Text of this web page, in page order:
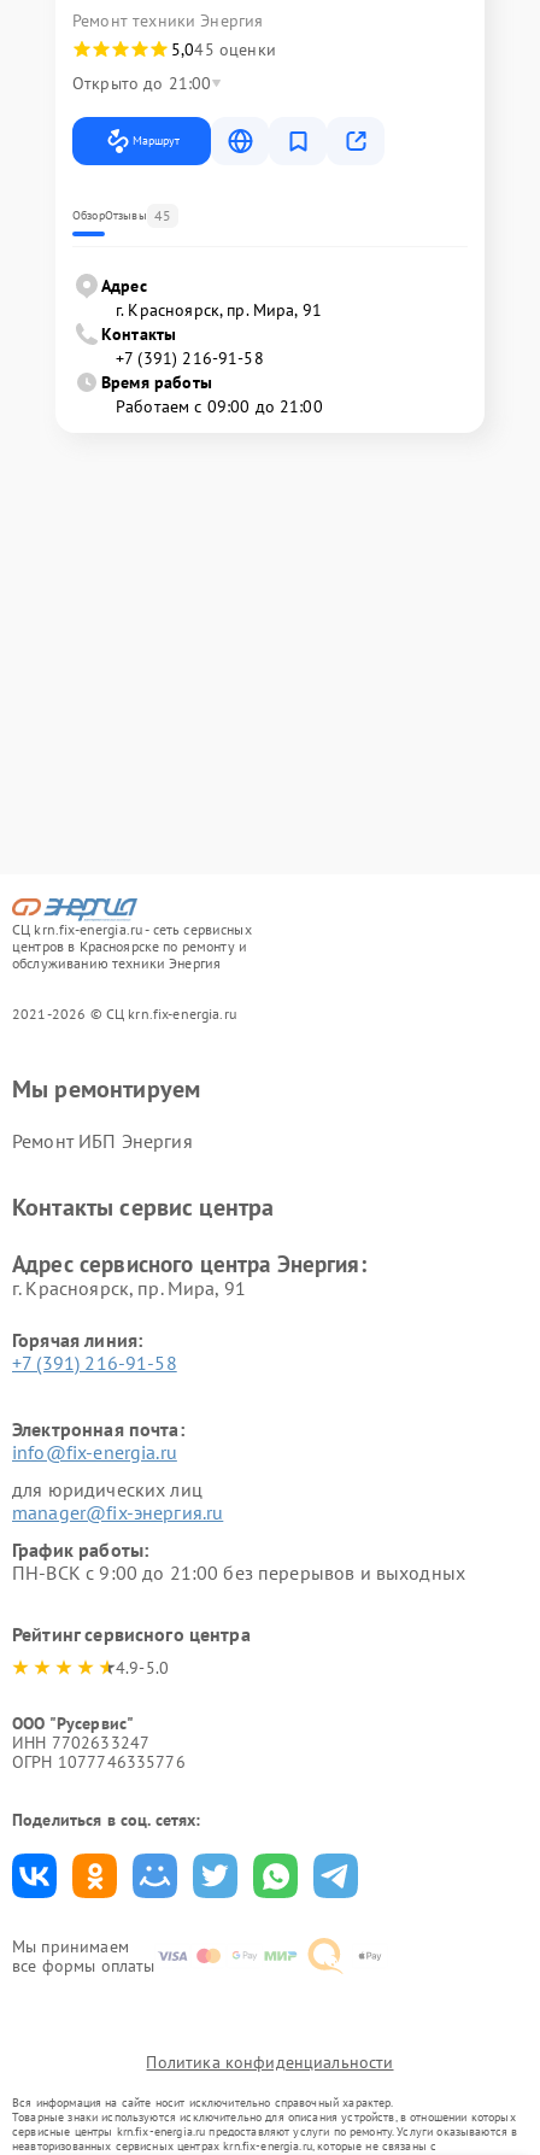
Ремонт техники Энергия
5,045 оценки
Открыто до 21:00
Маршрут
ОбзорОтзывы 45
Адрес
г. Красноярск, ​пр. Мира, 91
Контакты
+7 (391) 216-91-58
Время работы
Работаем с 09:00 до 21:00
СЦ krn.fix-energia.ru - сеть сервисных
центров в Красноярске по ремонту и
обслуживанию техники Энергия
2021-2026 © СЦ krn.fix-energia.ru
Мы принимаем
все формы оплаты
Мы ремонтируем
Ремонт ИБП Энергия
Контакты сервис центра
Адрес сервисного центра Энергия:
г. Красноярск, ​пр. Мира, 91
Горячая линия:
+7 (391) 216-91-58
Электронная почта:
info@fix-energia.ru
для юридических лиц
manager@fix-энергия.ru
График работы:
ПН-ВСК с 9:00 до 21:00 без перерывов и выходных
Рейтинг сервисного центра
4.9-5.0
ООО "Русервис"
ИНН 7702633247
ОГРН 1077746335776
Поделиться в соц. сетях:
Политика конфиденциальности
Вся информация на сайте носит исключительно справочный характер.
Товарные знаки используются исключительно для описания устройств, в отношении которых
сервисные центры krn.fix-energia.ru предоставляют услуги по ремонту. Услуги оказываются в
неавторизованных сервисных центрах krn.fix-energia.ru, которые не связаны с